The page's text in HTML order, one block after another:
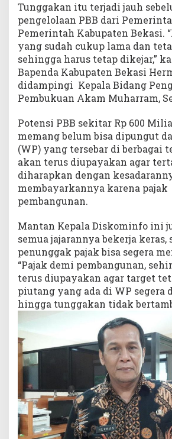
Tunggakan itu terjadi jauh
pengelolaan PBB dari
Pemerintah Kabupaten Bekasi.
yang sudah cukup lama dan
sehingga harus tetap dikejar,”
Bapenda Kabupaten Bekasi
didampingi Kepala Bidang
Pembukuan Akam Muharram,
Potensi PBB sekitar Rp 600
memang belum bisa dipungut
(WP) yang tersebar di berbagai
akan terus diupayakan agar
diharapkan dengan
membayarkannya karena
pembangunan.
Mantan Kepala Diskominfo ini
semua jajarannya bekerja
penunggak pajak bisa segera
“Pajak demi pembangunan,
terus diupayakan agar target
piutang yang ada di WP segera
hingga tunggakan tidak